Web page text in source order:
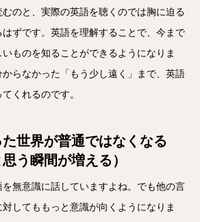
のと、実際の英語を聴くのでは胸に迫る
ずです。英語を理解することで、今まで
ものを知ることができるようになりま
らなかった「もう少し遠く」まで、英語
くれるのです。
世界が普通ではなくなる
う瞬間が増える）
無意識に話していますよね。でも他の言
してももっと意識が向くようになりま